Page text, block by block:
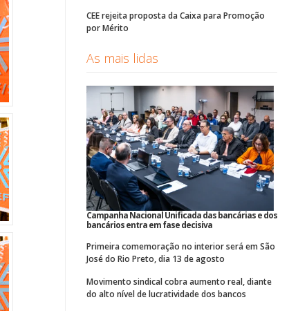
CEE rejeita proposta da Caixa para Promoção
por Mérito
As mais lidas
Campanha Nacional Unificada das bancárias e dos
bancários entra em fase decisiva
Primeira comemoração no interior será em São
José do Rio Preto, dia 13 de agosto
Movimento sindical cobra aumento real, diante
do alto nível de lucratividade dos bancos